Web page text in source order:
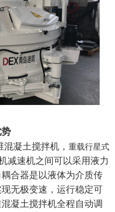
混凝土搅拌机 ， 重载行星式
减速机之间可以采用液力
合器是以液体为介质传
无极变速， 运行稳定可
凝土搅拌机全程自动调